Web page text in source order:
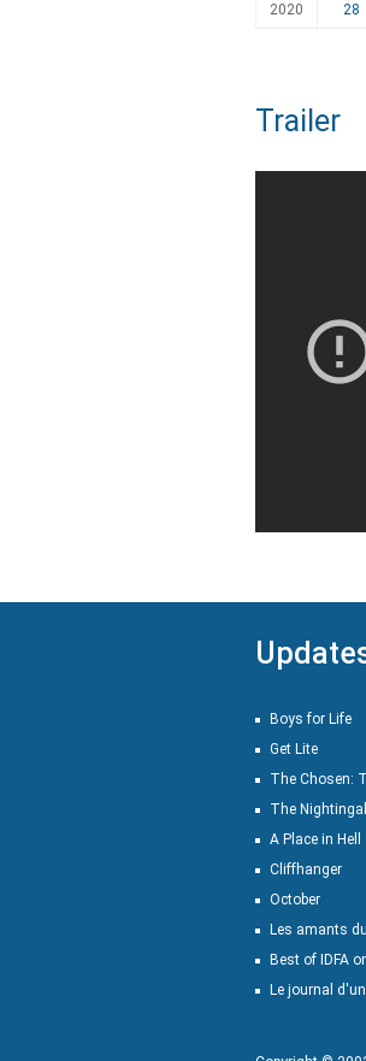
2020 28
Trailer
Boys for Life
Get Lite
The Chosen:
The
A Place in Hell
Cliffhanger
October
Les amants
Best of IDFA
Le journal